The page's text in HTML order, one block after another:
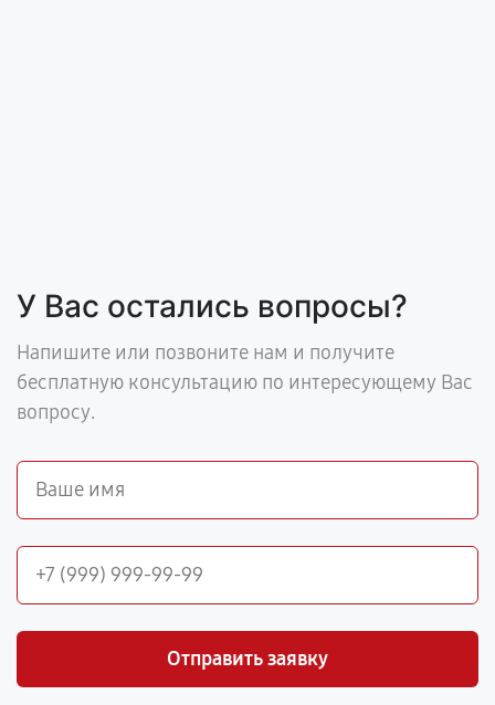
У Вас остались вопросы?
Напишите или позвоните нам и получите
бесплатную консультацию по интересующему Вас
вопросу.
Отправить заявку